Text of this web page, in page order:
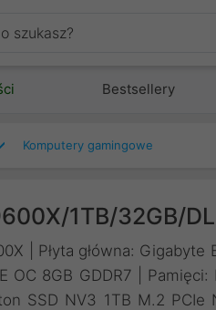
Bestsellery
Komputery gamingowe
1TB/32GB/
| Płyta główna: Gigabyte
OC 8GB GDDR7 |
SSD NV3 1TB M.2 PCIe